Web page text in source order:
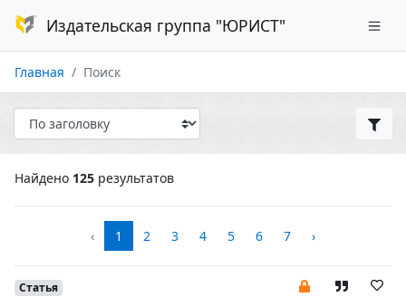
Издательская группа "ЮРИСТ"
Главная Поиск
Найдено 125 результатов
‹ 1 2 3 4 5 6 7 ›
Статья